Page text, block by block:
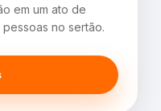
em um ato de
no sertão.